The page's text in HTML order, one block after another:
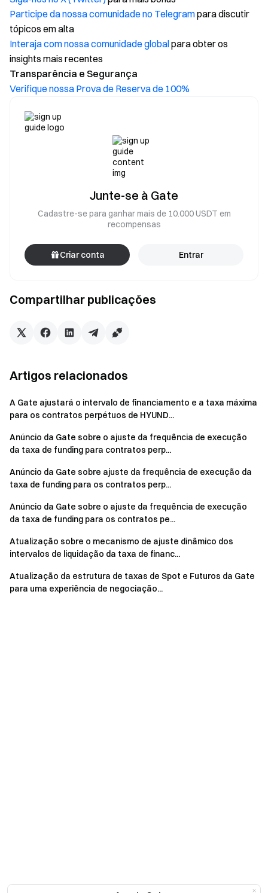
Participe da nossa comunidade no Telegrampara discutir
tópicos em alta
Interaja com nossa comunidade globalpara obter os
insights mais recentes
Transparência e Segurança
Verifique nossa Prova de Reserva de 100%
Compartilhar publicações
Junte-se à Gate
Cadastre-se para ganhar mais de 10.000 USDT em
recompensas
Criar conta Entrar
Artigos relacionados
A Gate ajustará o intervalo de financiamento e a taxa máxima
para os contratos perpétuos de HYUND...
Anúncio da Gate sobre o ajuste da frequência de execução
da taxa de funding para contratos perp...
Anúncio da Gate sobre ajuste da frequência de execução da
taxa de funding para os contratos perp...
Anúncio da Gate sobre o ajuste da frequência de execução
da taxa de funding para os contratos pe...
Atualização sobre o mecanismo de ajuste dinâmico dos
intervalos de liquidação da taxa de financ...
Atualização da estrutura de taxas de Spot e Futuros da Gate
para uma experiência de negociação...